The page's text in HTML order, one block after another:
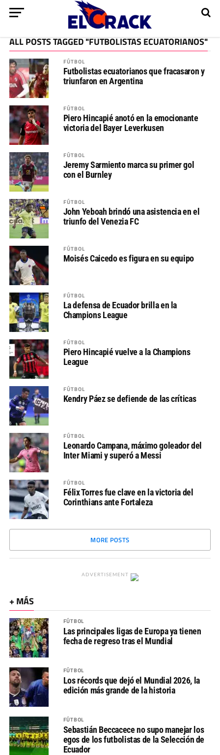
ALL POSTS TAGGED "FUTBOLISTAS ECUATORIANOS"
FÚTBOL
Futbolistas ecuatorianos que fracasaron y
triunfaron en Argentina
FÚTBOL
Piero Hincapié anotó en la emocionante
victoria del Bayer Leverkusen
FÚTBOL
Jeremy Sarmiento marca su primer gol
con el Burnley
FÚTBOL
John Yeboah brindó una asistencia en el
triunfo del Venezia FC
FÚTBOL
Moisés Caicedo es figura en su equipo
FÚTBOL
La defensa de Ecuador brilla en la
Champions League
FÚTBOL
Piero Hincapié vuelve a la Champions
League
FÚTBOL
Kendry Páez se defiende de las críticas
FÚTBOL
Leonardo Campana, máximo goleador del
Inter Miami y superó a Messi
FÚTBOL
Félix Torres fue clave en la victoria del
Corinthians ante Fortaleza
MORE POSTS
ADVERTISEMENT
+ MÁS
FÚTBOL
Las principales ligas de Europa ya tienen
fecha de regreso tras el Mundial
FÚTBOL
Los récords que dejó el Mundial 2026, la
edición más grande de la historia
FÚTBOL
Sebastián Beccacece no supo manejar los
egos de los futbolistas de la Selección de
Ecuador